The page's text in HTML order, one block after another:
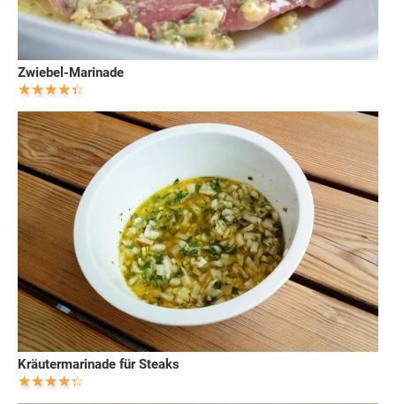
Zwiebel-Marinade
Kräutermarinade für Steaks